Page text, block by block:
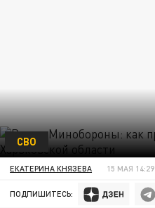
СВО
ЕКАТЕРИНА КНЯЗЕВА 15 МАЯ 14:29
ПОДПИШИТЕСЬ: